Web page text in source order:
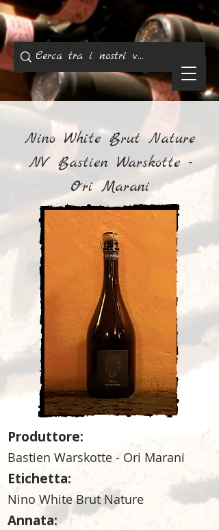
Nino White Brut Nature
NV Bastien Warskotte -
Ori Marani
Produttore:
Bastien Warskotte - Ori Marani
Etichetta:
Nino White Brut Nature
Annata: